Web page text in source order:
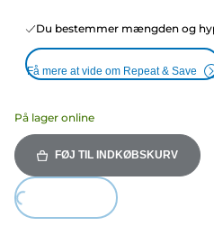
Du bestemmer mængden og
Få mere at vide om Repeat & Save
På lager online
FØJ TIL INDKØBSKURV
Loading...